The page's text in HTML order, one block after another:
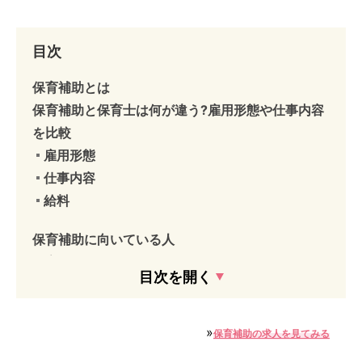
目次
保育補助とは
保育補助と保育士は何が違う?雇用形態や仕事内容
を比較
雇用形態
仕事内容
給料
保育補助に向いている人
家庭やプライベートと仕事を両立しやすい
目次を開く
»保育補助の求人を見てみる